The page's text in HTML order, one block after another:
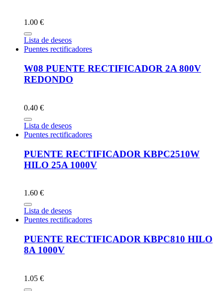
1.00 €
Lista de deseos
Puentes rectificadores
W08 PUENTE RECTIFICADOR 2A 800V
REDONDO
0.40 €
Lista de deseos
Puentes rectificadores
PUENTE RECTIFICADOR KBPC2510W
HILO 25A 1000V
1.60 €
Lista de deseos
Puentes rectificadores
PUENTE RECTIFICADOR KBPC810 HILO
8A 1000V
1.05 €